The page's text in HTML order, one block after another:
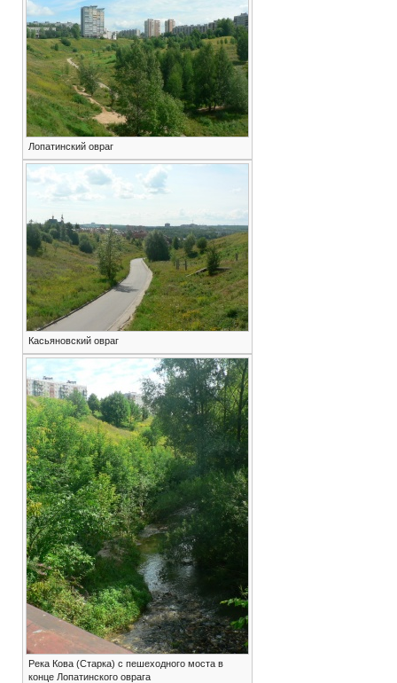
Лопатинский овраг
Касьяновский овраг
Река Кова (Старка) с пешеходного моста в
конце Лопатинского оврага